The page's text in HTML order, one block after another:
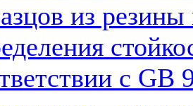
из резины
с